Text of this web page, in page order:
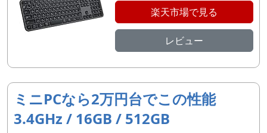
楽天市場で見る
レビュー
ミニPCなら2万円台でこの性能
3.4GHz / 16GB / 512GB